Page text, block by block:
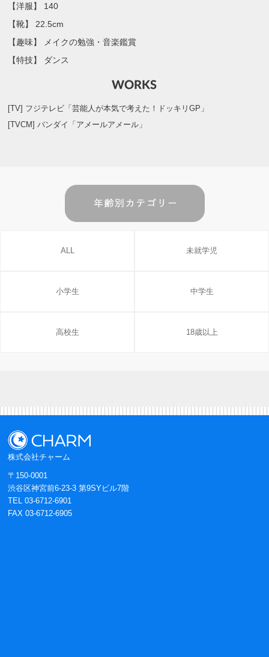
【洋服】 140
【靴】 22.5cm
【趣味】 メイクの勉強・音楽鑑賞
【特技】 ダンス
[TV] フジテレビ「芸能人が本気で考えた！ドッキリGP」
[TVCM] バンダイ「アメールアメール」
ALL 未就学児
小学生 中学生
高校生 18歳以上
株式会社チャーム
〒150-0001
渋谷区神宮前6-23-3 第9SYビル7階
TEL 03-6712-6901
FAX 03-6712-6905